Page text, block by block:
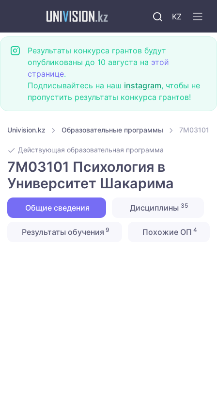
KZ
Результаты конкурса грантов будут
опубликованы до 10 августа на этой
странице.
Подписывайтесь на наш instagram, чтобы не
пропустить результаты конкурса грантов!
Univision.kz Образовательные программы 7M03101
Действующая образовательная программа
7M03101 Психология в
Университет Шакарима
Общие сведения Дисциплины 35
Результаты обучения 9 Похожие ОП 4